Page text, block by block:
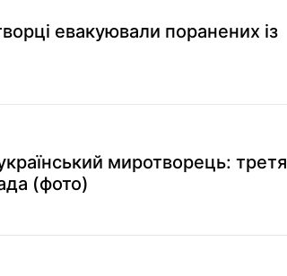
евакуювали поранених із
миротворець: третя
(фото)